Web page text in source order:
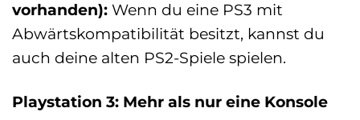
vorhanden): Wenn du eine PS3 mit
Abwärtskompatibilität besitzt, kannst du
auch deine alten PS2-Spiele spielen.
Playstation 3: Mehr als nur eine Konsole